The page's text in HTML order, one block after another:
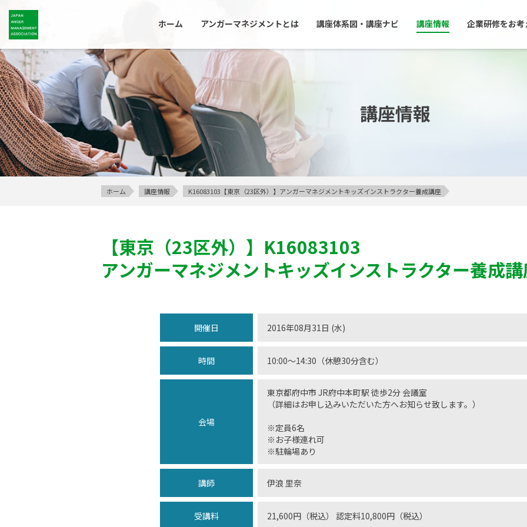
ホーム アンガーマネジメントとは 講座体系図・講座ナビ 講座情報 企業研修をお
講座情報
ホーム 講座情報 K16083103【東京（23区外）】アンガーマネジメントキッズインストラクター養成講座
【東京（23区外）】 K16083103
アンガーマネジメントキッズインストラクター養成
開催日 2016年08月31日 (水)
時間 10:00〜14:30（休憩30分含む）
会場
東京都府中市 JR府中本町駅 徒歩2分 会議室
（詳細はお申し込みいただいた方へお知らせ致します。）
※定員6名
※お子様連れ可
※駐輪場あり
講師 伊浪 里奈
受講料 21,600円（税込） 認定料10,800円（税込）